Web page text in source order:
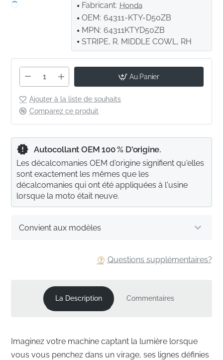
Fabricant: Honda
OEM: 64311-KTY-D50ZB
MPN: 64311KTYD50ZB
STRIPE, R. MIDDLE COWL, RH
Au Panier
Ajouter à la liste de souhaits
Comparez ce produit
Questions supplémentaires?
Convient aux modèles
Autocollant OEM 100 % D'origine.
Les décalcomanies OEM d'origine signifient qu'elles
sont exactement les mêmes que les
décalcomanies qui ont été appliquées à l'usine
lorsque la moto était neuve.
La Description Commentaires
Imaginez votre machine captant la lumière lorsque
vous vous penchez dans un virage, ses lignes définies